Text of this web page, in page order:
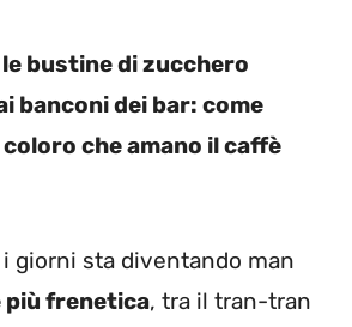
bustine di zucchero
banconi dei bar: come
che amano il caffè
giorni sta diventando man
più frenetica, tra il tran-tran